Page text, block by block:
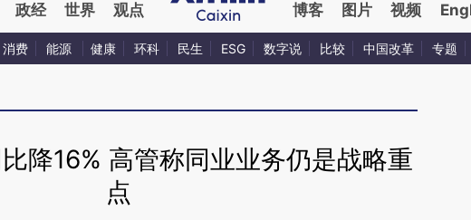
政经 世界 观点 博客 图片 视频
消费 能源 健康 环科 民生 ESG 数字说 比较 中国改革 专题
降16% 高管称同业业务仍是战略重
点